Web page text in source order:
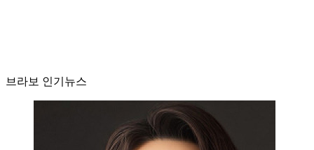
브라보 인기뉴스